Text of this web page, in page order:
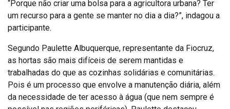
“Porque não criar uma bolsa para a agricultora urbana? Ter
um recurso para a gente se manter no dia a dia?”, indagou a
participante.
Segundo Paulette Albuquerque, representante da Fiocruz,
as hortas são mais difíceis de serem mantidas e
trabalhadas do que as cozinhas solidárias e comunitárias.
Pois é um processo que envolve a manutenção diária, além
da necessidade de ter acesso à água (que nem sempre é